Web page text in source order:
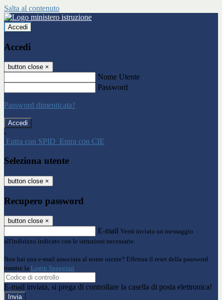
Salta al contenuto
Accedi
Accedi
button close ×
Nome Utente
Password
Password dimenticata?
-
Entra con SPID Entra con CIE
Seleziona utente
button close ×
Recupero password
button close ×
E-mail Verrà inviato un messaggio
all'indirizzo indicato con le istruzioni necessarie.
Non hai una e-mail associata al nome utente? Effettua il reset della password
tramite la Login Spaggiari
E-mail inviata, si prega di controllare la casella di posta elettronica!